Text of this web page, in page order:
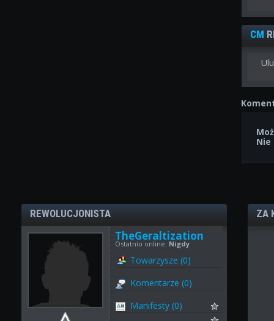
CM
REWOLUCJONISTA
TheGeraltization
Ostatnio online: Nigdy
Towarzysze (0)
Komentarze (0)
Manifesty (0)
ZA